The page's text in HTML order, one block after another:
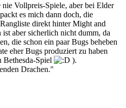
Vollpreis-Spiele, aber bei Elder
es mich dann doch, die
direkt hinter Might and
aber sicherlich nicht dumm, da
die schon ein paar Bugs beheben
eher Bugs produziert zu haben
Bethesda-Spiel
).
Drachen."